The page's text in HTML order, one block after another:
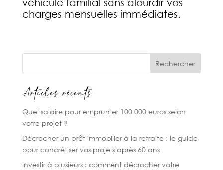
véhicule familial sans alourdir vos
charges mensuelles immédiates.
Rechercher
Articles récents
Quel salaire pour emprunter 100 000 euros selon
votre projet ?
Décrocher un prêt immobilier à la retraite : le guide
pour concrétiser vos projets après 60 ans
Investir à plusieurs : comment décrocher votre